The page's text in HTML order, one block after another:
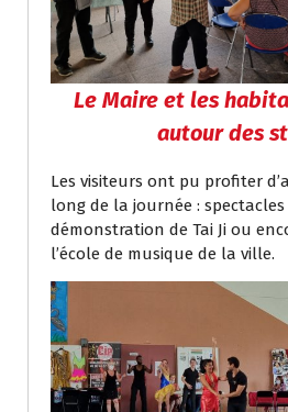
Le Maire et les
autour des
Les visiteurs ont pu profiter
long de la journée : spectacles
démonstration de Tai Ji ou
l’école de musique de la ville.